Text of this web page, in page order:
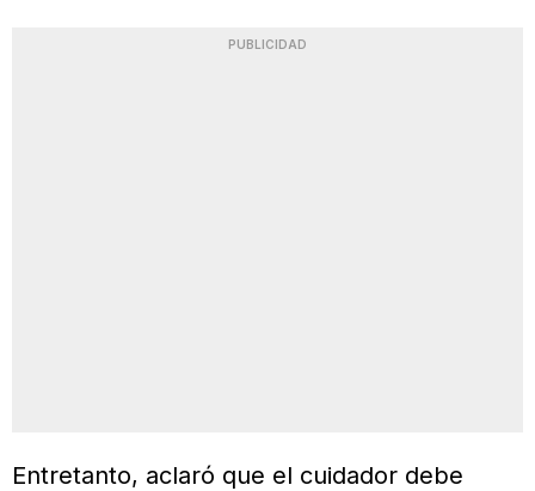
PUBLICIDAD
Entretanto, aclaró que el cuidador debe